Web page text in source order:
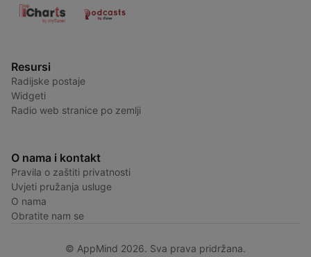
Resursi
Radijske postaje
Widgeti
Radio web stranice po zemlji
O nama i kontakt
Pravila o zaštiti privatnosti
Uvjeti pružanja usluge
O nama
Obratite nam se
© AppMind 2026. Sva prava pridržana.